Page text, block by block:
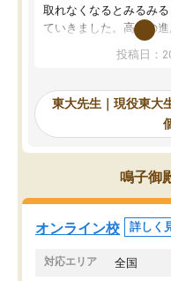
取れなくなるとみるみ
ていきました。高校の
供も家に帰って勉強の話
応を示します。東大先
れるので、親としても
使える自習室とかもあ
ところがあれば先生が
のも重宝しています。
投稿日：
東大先生｜現役東大
鳴子御
オンライン校 詳しく
対応エリア 全国